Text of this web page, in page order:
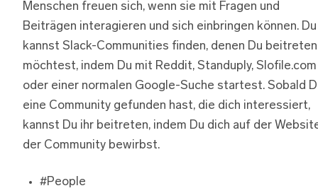
Menschen freuen sich, wenn sie mit Fragen und
Beiträgen interagieren und sich einbringen können. Du
kannst Slack-Communities finden, denen Du beitreten
möchtest, indem Du mit Reddit, Standuply, Slofile.com
oder einer normalen Google-Suche startest. Sobald
eine Community gefunden hast, die dich interessiert,
kannst Du ihr beitreten, indem Du dich auf der
der Community bewirbst.
#People